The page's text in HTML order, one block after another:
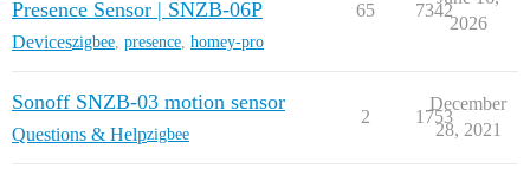
Presence Sensor | SNZB-06P
Deviceszigbee, presence, homey-pro
65 7342
2026
Sonoff SNZB-03 motion sensor
Questions & Helpzigbee
2 1753
December
28, 2021